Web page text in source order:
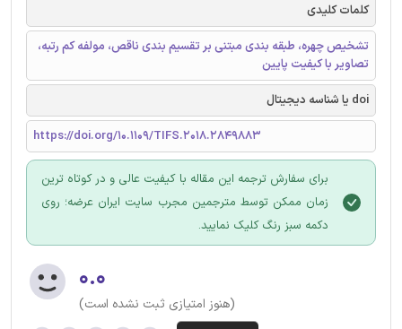
کلمات کلیدی
تشخیص چهره، طبقه بندی مبتنی بر تقسیم بندی ناقص، مولفه کم رتبه،
تصاویر با کیفیت پایین
doi یا شناسه دیجیتال
https://doi.org/10.1109/TIFS.2018.2849883
برای سفارش ترجمه این مقاله با کیفیت عالی و در کوتاه ترین
زمان ممکن توسط مترجمین مجرب سایت ایران عرضه؛ روی
دکمه سبز رنگ کلیک نمایید.
۰.۰
(هنوز امتیازی ثبت نشده است)